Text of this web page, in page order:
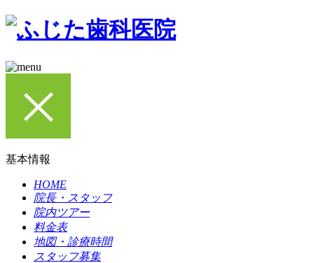
基本情報
HOME
院長・スタッフ
院内ツアー
料金表
地図・診療時間
スタッフ募集